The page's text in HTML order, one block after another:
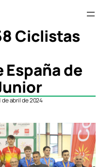
Ciclistas
de
de abril de 2024